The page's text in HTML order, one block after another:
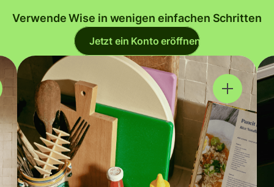
Verwende Wise in wenigen einfachen Schritten
Jetzt ein Konto eröffnen